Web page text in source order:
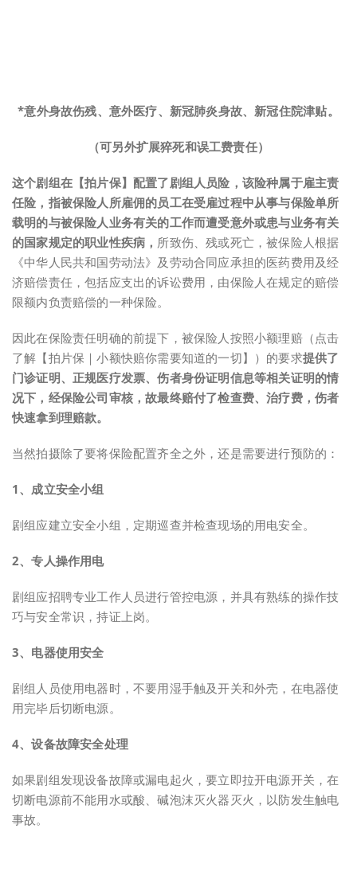
*意外身故伤残、意外医疗、 新冠肺炎身故、新冠住院津贴。
（可另外扩展猝死和误工费责任）
这个剧组在【拍片保】配置了剧组人员险，该险种属于雇主责
任险，指被保险人所雇佣的员工在受雇过程中从事与保险单所
载明的与被保险人业务有关的工作而遭受意外或患与业务有关
的国家规定的职业性疾病， 所致伤、残或死亡，被保险人根据
《中华人民共和国劳动法》及劳动合同应承担的医药费用及经
济赔偿责任，包括应支出的诉讼费用，由保险人在规定的赔偿
限额内负责赔偿的一种保险。
因此在保险责任明确的前提下，被保险人按照小额理赔（点击
了解【拍片保｜小额快赔你需要知道的一切】）的要求提供了
门诊证明、正规医疗发票、伤者身份证明信息等相关证明的情
况下，经保险公司审核，故最终赔付了检查费、治疗费，伤者
快速拿到理赔款。
当然拍摄除了要将保险配置齐全之外，还是需要进行预防的：
1、成立安全小组
剧组应建立安全小组，定期巡查并检查现场的用电安全。
2、专人操作用电
剧组应招聘专业工作人员进行管控电源，并具有熟练的操作技
巧与安全常识，持证上岗。
3、电器使用安全
剧组人员使用电器时，不要用湿手触及开关和外壳，在电器使
用完毕后切断电源。
4、设备故障安全处理
如果剧组发现设备故障或漏电起火，要立即拉开电源开关，在
切断电源前不能用水或酸、碱泡沫灭火器灭火，以防发生触电
事故。